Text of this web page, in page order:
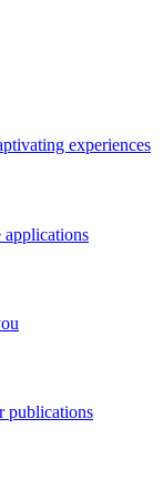
experiences
applications
publications